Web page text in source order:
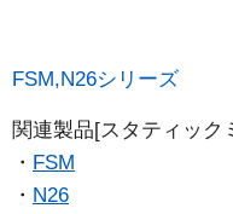
FSM,N26シリーズ
関連製品[スタティック
FSM
N26